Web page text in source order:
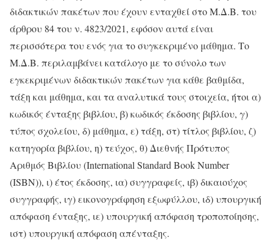
διδακτικών πακέτων που έχουν ενταχθεί στο Μ.Δ.Β. του
άρθρου 84 του ν. 4823/2021, εφόσον αυτά είναι
περισσότερα του ενός για το συγκεκριμένο μάθημα. Το
Μ.Δ.Β. περιλαμβάνει κατάλογο με το σύνολο των
εγκεκριμένων διδακτικών πακέτων για κάθε βαθμίδα,
τάξη και μάθημα, και τα αναλυτικά τους στοιχεία, ήτοι α)
κωδικός ένταξης βιβλίου, β) κωδικός έκδοσης βιβλίου, γ)
τύπος σχολείου, δ) μάθημα, ε) τάξη, στ) τίτλος βιβλίου, ζ)
κατηγορία βιβλίου, η) τεύχος, θ) Διεθνής Πρότυπος
Αριθμός Βιβλίου (International Standard Book Number
(ISBN)), ι) έτος έκδοσης, ια) συγγραφείς, ιβ) δικαιούχος
συγγραφής, ιγ) εικονογράφηση εξωφύλλου, ιδ) υπουργική
απόφαση ένταξης, ιε) υπουργική απόφαση τροποποίησης,
ιστ) υπουργική απόφαση απένταξης.